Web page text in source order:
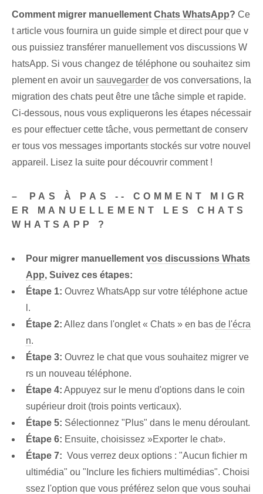
Comment migrer manuellement Chats WhatsApp? Ce
t article vous fournira un guide simple et direct pour que v
ous puissiez transférer manuellement vos discussions W
hatsApp. Si vous changez de téléphone ou souhaitez sim
plement en avoir un sauvegarder de vos conversations, la
migration des chats peut être une tâche simple et rapide.
Ci-dessous, nous vous expliquerons les étapes nécessair
es pour effectuer cette tâche, vous permettant de conserv
er tous vos messages importants stockés sur votre nouvel
appareil. Lisez la suite pour découvrir comment !
– ⁣PAS À PAS -- COMMENT MIGR
ER MANUELLEMENT LES CHATS
WHATSAPP ?
Pour migrer manuellement vos discussions Whats
App, Suivez ces étapes:
Étape 1: Ouvrez WhatsApp sur votre téléphone actue
l.
Étape 2: Allez dans l'onglet « Chats » en bas de l'écra
n.
Étape 3: Ouvrez le chat que vous souhaitez migrer ve
rs un nouveau téléphone.
Étape 4: Appuyez sur le ⁣menu d'options⁢ dans le ⁤coin
supérieur droit (trois points verticaux‌).
Étape 5: Sélectionnez "Plus" dans le menu déroulant.
Étape 6: Ensuite, choisissez ⁢»Exporter le chat».
Étape 7: ⁣ Vous verrez deux options : "Aucun fichier m
ultimédia" ou "Inclure les fichiers multimédias". Choisi
ssez l'option que vous préférez selon que vous souhai